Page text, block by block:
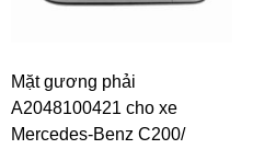
Mặt gương phải
A2048100421 cho xe
Mercedes-Benz C200/